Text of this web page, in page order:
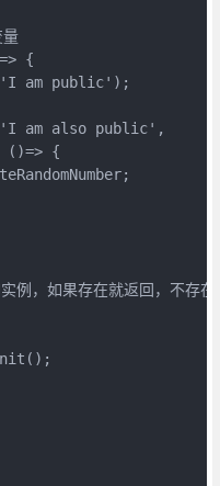
{
am public');
am also public',
()=> {
，如果存在就返回，不存在